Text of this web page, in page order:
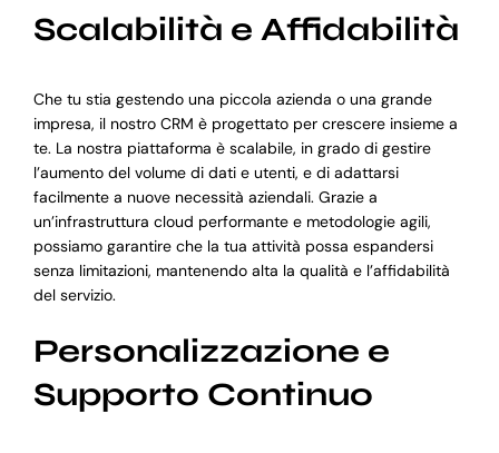
Scalabilità e Affidabilità
Che tu stia gestendo una piccola azienda o una grande
impresa, il nostro CRM è progettato per crescere insieme a
te. La nostra piattaforma è scalabile, in grado di gestire
l’aumento del volume di dati e utenti, e di adattarsi
facilmente a nuove necessità aziendali. Grazie a
un’infrastruttura cloud performante e metodologie agili,
possiamo garantire che la tua attività possa espandersi
senza limitazioni, mantenendo alta la qualità e l’affidabilità
del servizio.
Personalizzazione e
Supporto Continuo